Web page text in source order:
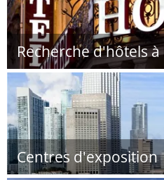
Recherche d'hôtels
Centres d'exposition